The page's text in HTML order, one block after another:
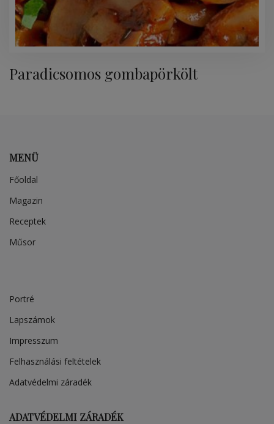
Paradicsomos gombapörkölt
MENÜ
Főoldal
Magazin
Receptek
Műsor
Portré
Lapszámok
Impresszum
Felhasználási feltételek
Adatvédelmi záradék
ADATVÉDELMI ZÁRADÉK